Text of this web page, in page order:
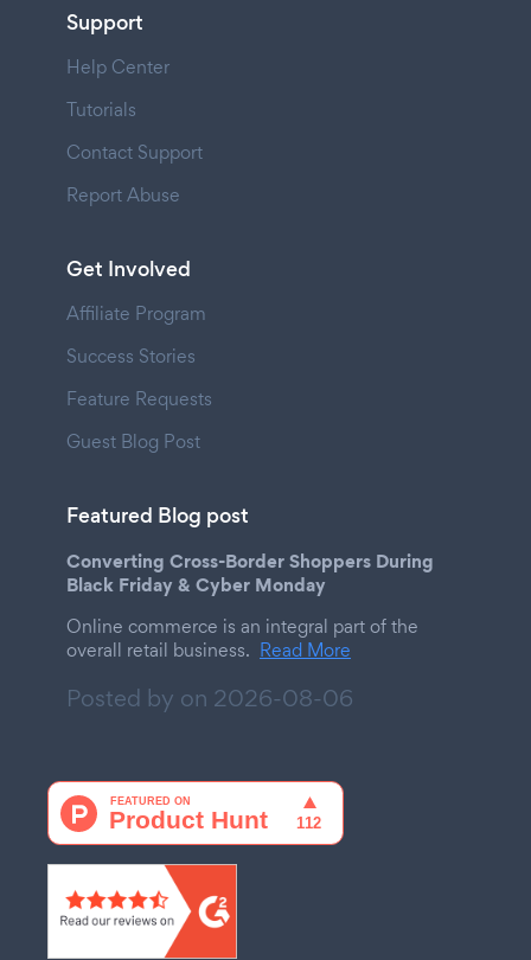
Support
Help Center
Tutorials
Contact Support
Report Abuse
Get Involved
Affiliate Program
Success Stories
Feature Requests
Guest Blog Post
Featured Blog post
Converting Cross-Border Shoppers During
Black Friday & Cyber Monday
Online commerce is an integral part of the
overall retail business. Read More
Posted by on 2026-08-06